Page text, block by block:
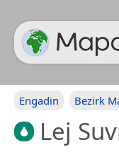
Engadin Bezirk
Lej